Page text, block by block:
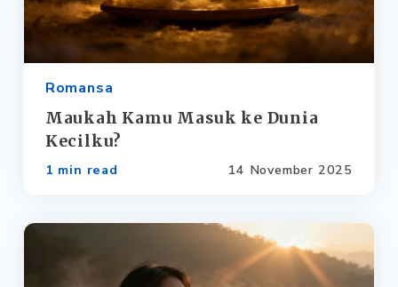
Romansa
Maukah Kamu Masuk ke Dunia
Kecilku?
1 min read 14 November 2025